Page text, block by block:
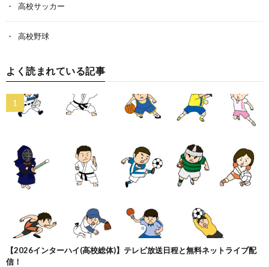
高校サッカー
高校野球
よく読まれている記事
【2026インターハイ(高校総体)】テレビ放送日程と無料ネットライブ配
信！